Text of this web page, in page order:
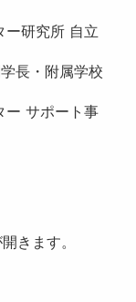
ー研究所 自立
長・附属学校
ー サポート事
きます。